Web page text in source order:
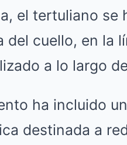
el tertuliano se
cuello, en la
a lo largo
ha incluido
destinada a